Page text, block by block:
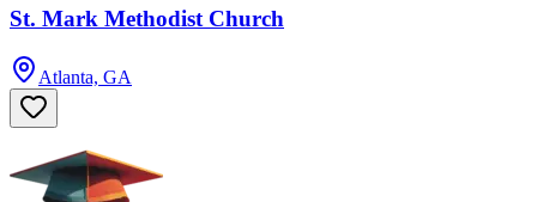
St. Mark Methodist Church
Atlanta, GA